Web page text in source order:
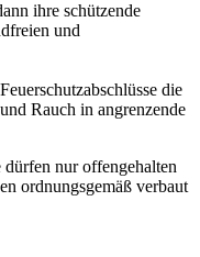
ihre schützende
und
die
Rauch in angrenzende
dürfen nur offengehalten
ordnungsgemäß verbaut